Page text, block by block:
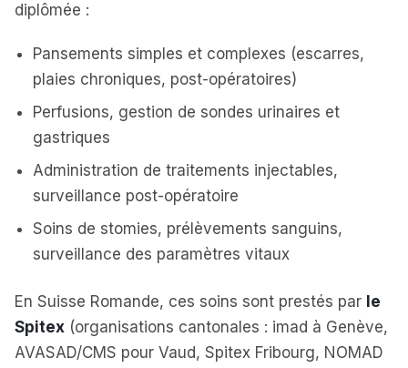
diplômée :
Pansements simples et complexes (escarres,
plaies chroniques, post-opératoires)
Perfusions, gestion de sondes urinaires et
gastriques
Administration de traitements injectables,
surveillance post-opératoire
Soins de stomies, prélèvements sanguins,
surveillance des paramètres vitaux
En Suisse Romande, ces soins sont prestés par le
Spitex (organisations cantonales : imad à Genève,
AVASAD/CMS pour Vaud, Spitex Fribourg, NOMAD